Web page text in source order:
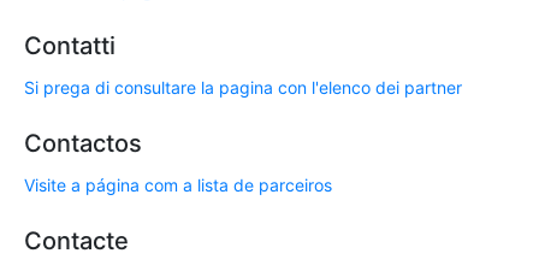
Contatti
Si prega di consultare la pagina con l'elenco dei partner
Contactos
Visite a página com a lista de parceiros
Contacte